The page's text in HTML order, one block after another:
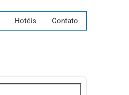
Hotéis Contato